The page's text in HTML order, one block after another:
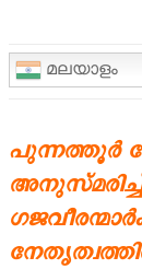
മലയാളം
പുന്നത്തൂർ